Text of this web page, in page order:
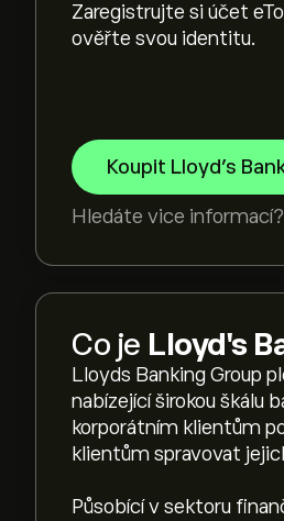
Zaregistrujte si účet
ověřte svou identitu.
Koupit Lloyd's
Hledáte vice
Co je Lloyd's
Lloyds Banking Group
nabízející širokou škálu
korporátním klientům
klientům spravovat
Působící v sektoru